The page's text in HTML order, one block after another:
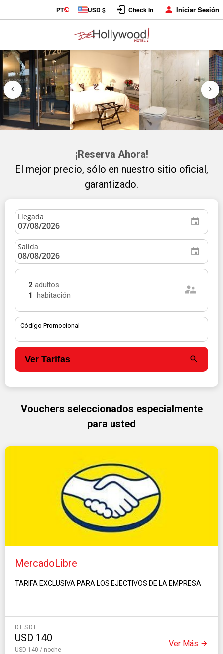
PT USD $ Check In Iniciar Sesión
¡Reserva Ahora!
El mejor precio, sólo en nuestro sitio oficial,
garantizado.
Llegada
Salida
2 adultos
1
habitación
Código Promocional
Ver Tarifas
Vouchers seleccionados especialmente
para usted
MercadoLibre
TARIFA EXCLUSIVA PARA LOS EJECTIVOS DE LA EMPRESA
DESDE
USD 140
USD 140 / noche
Ver Más